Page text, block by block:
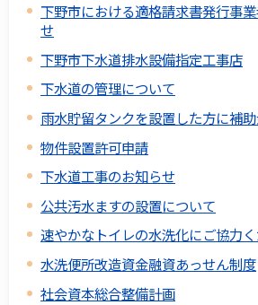
下野市における適格請求書発行事
せ
下野市下水道排水設備指定工事店
下水道の管理について
雨水貯留タンクを設置した方に補
物件設置許可申請
下水道工事のお知らせ
公共汚水ますの設置について
速やかなトイレの水洗化にご協力
水洗便所改造資金融資あっせん制度
社会資本総合整備計画